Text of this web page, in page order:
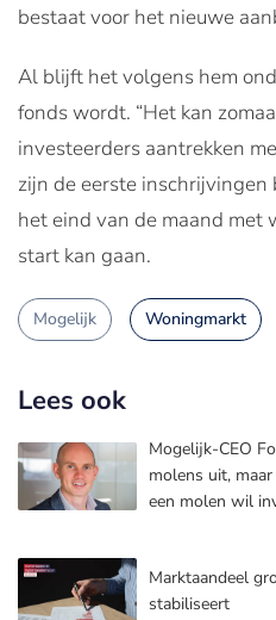
bestaat voor het nieuwe
Al blijft het volgens hem
fonds wordt. “Het kan
investeerders aantrekken
zijn de eerste
het eind van de maand met
start kan gaan.
Mogelijk Woningmarkt
Lees ook
Mogelijk-CEO
molens uit,
een molen wil
Marktaandeel
stabiliseert